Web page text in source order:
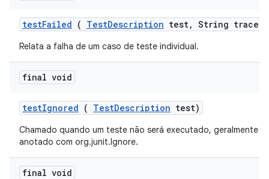
testFailed ( TestDescription test, String trace)
Relata a falha de um caso de teste individual.
final void
testIgnored ( TestDescription test)
Chamado quando um teste não será executado, geralmente
anotado com org.junit.Ignore.
final void